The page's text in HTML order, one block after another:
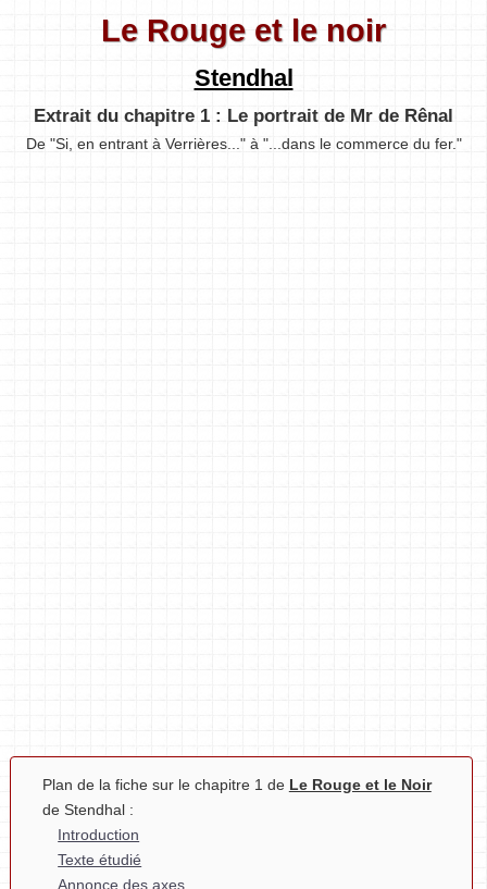
Le Rouge et le noir
Stendhal
Extrait du chapitre 1 : Le portrait de Mr de Rênal
De "Si, en entrant à Verrières..." à "...dans le commerce du fer."
Plan de la fiche sur le chapitre 1 de Le Rouge et le Noir
de Stendhal :
Introduction
Texte étudié
Annonce des axes